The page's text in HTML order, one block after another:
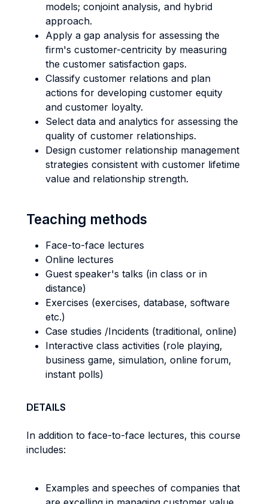
models; conjoint analysis, and hybrid
approach.
Apply a gap analysis for assessing the
firm's customer-centricity by measuring
the customer satisfaction gaps.
Classify customer relations and plan
actions for developing customer equity
and customer loyalty.
Select data and analytics for assessing the
quality of customer relationships.
Design customer relationship management
strategies consistent with customer lifetime
value and relationship strength.
Teaching methods
Face-to-face lectures
Online lectures
Guest speaker's talks (in class or in
distance)
Exercises (exercises, database, software
etc.)
Case studies /Incidents (traditional, online)
Interactive class activities (role playing,
business game, simulation, online forum,
instant polls)
DETAILS
In addition to face-to-face lectures, this course
includes:
Examples and speeches of companies that